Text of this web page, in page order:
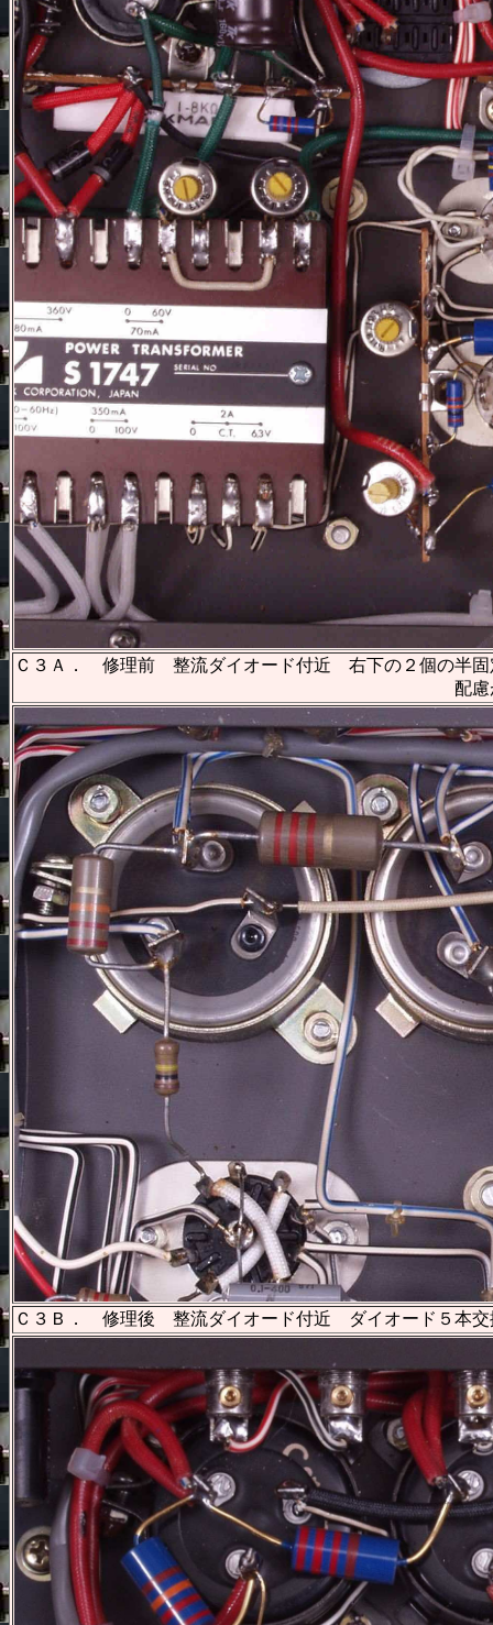
Ｃ３Ａ． 修理前 整流ダイオード付近 右下の２個の半固
配慮が足りない使い方、当時
Ｃ３Ｂ． 修理後 整流ダイオード付近 ダイオード５本交